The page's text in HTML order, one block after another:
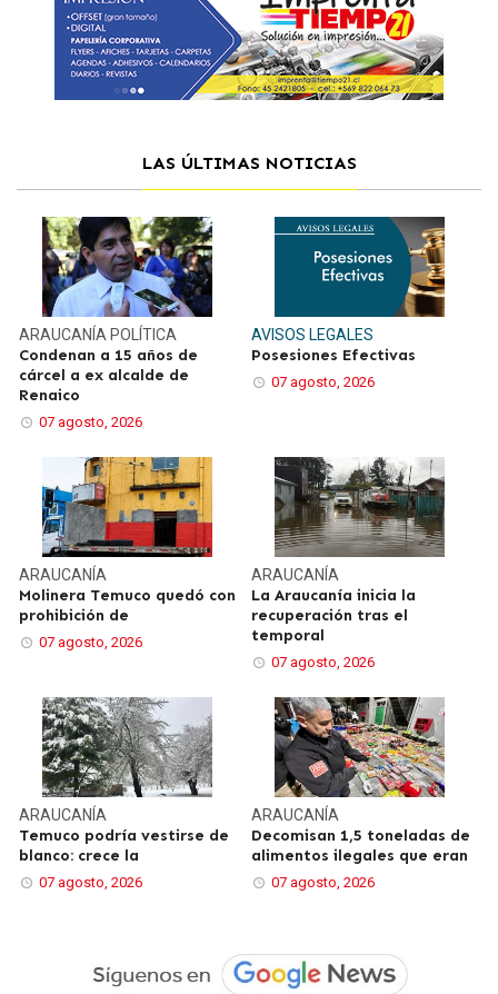
LAS ÚLTIMAS NOTICIAS
ARAUCANÍA POLÍTICA
Condenan a 15 años de
cárcel a ex alcalde de
Renaico
07 agosto, 2026
AVISOS LEGALES
Posesiones Efectivas
07 agosto, 2026
ARAUCANÍA
Molinera Temuco quedó con
prohibición de
07 agosto, 2026
ARAUCANÍA
La Araucanía inicia la
recuperación tras el
temporal
07 agosto, 2026
ARAUCANÍA
Temuco podría vestirse de
blanco: crece la
07 agosto, 2026
ARAUCANÍA
Decomisan 1,5 toneladas de
alimentos ilegales que eran
07 agosto, 2026